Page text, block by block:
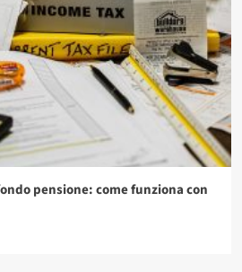
pensione: come funziona con